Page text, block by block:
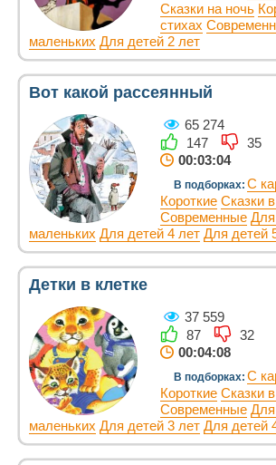
Сказки на ночь
стихах
маленьких Для детей 2 лет
Вот какой рассеянный
65 274
147
35
00:03:04
В подборках: С
Короткие Сказки
Современные
маленьких Для детей 4 лет Для детей
Детки в клетке
37 559
87
32
00:04:08
В подборках: С
Короткие Сказки
Современные
маленьких Для детей 3 лет Для детей